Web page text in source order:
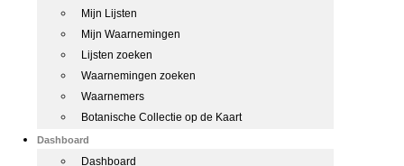
Mijn Lijsten
Mijn Waarnemingen
Lijsten zoeken
Waarnemingen zoeken
Waarnemers
Botanische Collectie op de Kaart
Dashboard
Dashboard